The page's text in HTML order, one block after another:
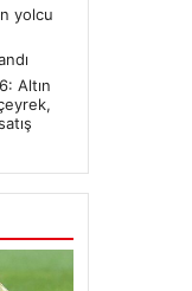
yolcu
Altın